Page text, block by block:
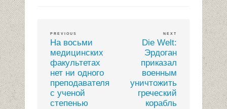
PREVIOUS
На восьми
медицинских
факультетах
нет ни одного
преподавателя
с ученой
степенью
NEXT
Die Welt:
Эрдоган
приказал
военным
уничтожить
греческий
корабль